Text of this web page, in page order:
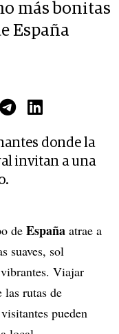
más bonitas
España
donde la
invitan a una
de España atrae a
suaves, sol
Viajar
las rutas de
pueden